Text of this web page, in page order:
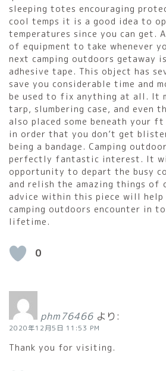
sleeping totes encouraging
cool temps it is a good idea to
temperatures since you can get.
of equipment to take whenever
next camping outdoors getaway
adhesive tape. This object has
save you considerable time and
be used to fix anything at all. It
tarp, slumbering case, and even
also placed some beneath your
in order that you don’t get
being a bandage. Camping
perfectly fantastic interest. It
opportunity to depart the busy
and relish the amazing things of
advice within this piece will help
camping outdoors encounter in
lifetime.
0
phm76466 より:
2020年12月5日 11:53 PM
Thank you for visiting.